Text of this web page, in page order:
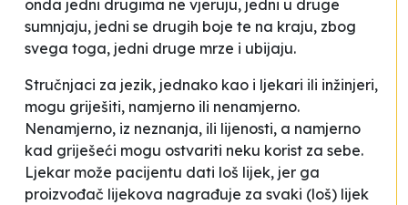
onda jedni drugima ne vjeruju, jedni u druge
sumnjaju, jedni se drugih boje te na kraju, zbog
svega toga, jedni druge mrze i ubijaju.
Stručnjaci za jezik, jednako kao i ljekari ili inžinjeri,
mogu griješiti, namjerno ili nenamjerno.
Nenamjerno, iz neznanja, ili lijenosti, a namjerno
kad griješeći mogu ostvariti neku korist za sebe.
Ljekar može pacijentu dati loš lijek, jer ga
proizvođač lijekova nagrađuje za svaki (loš) lijek